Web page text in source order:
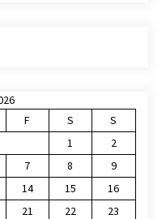
F S
S
1
2
7 8
9
14 15
16
21 22
23